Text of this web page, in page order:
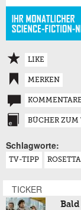
LIKE
MERKEN
KOMMENTARE
BÜCHER ZUM
Schlagworte:
TV-TIPP ROSETTA
TICKER
Bald